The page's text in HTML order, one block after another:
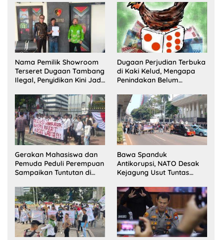
Satu Buron
Pelaksana Kampung
Zakat
Nama Pemilik Showroom
Terseret Dugaan Tambang
Ilegal, Penyidikan Kini Jadi
Dugaan Perjudian Terbuka
di Kaki Kelud, Mengapa
Penindakan Belum
Gerakan Mahasiswa dan
Pemuda Peduli Perempuan
Sampaikan Tuntutan di
Bawa Spanduk
Antikorupsi, NATO Desak
Kejagung Usut Tuntas